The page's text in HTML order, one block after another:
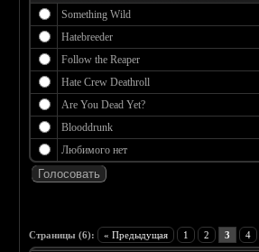
Something Wild
Hatebreeder
Follow the Reaper
Hate Crew Deathroll
Are You Dead Yet?
Blooddrunk
Любимого нет
Страницы (6): « Предыдущая 1 2 3 4